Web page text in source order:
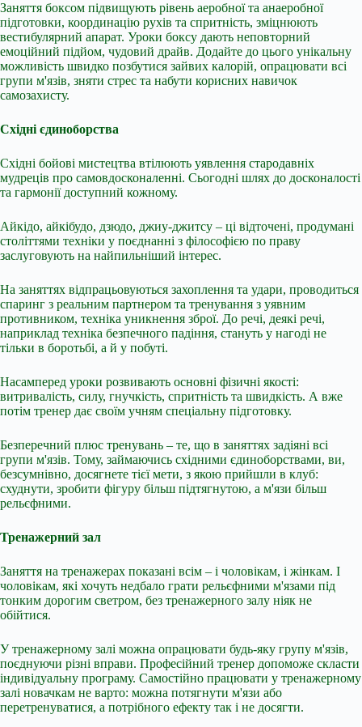
Заняття боксом підвищують рівень аеробної та анаеробної
підготовки, координацію рухів та спритність, зміцнюють
вестибулярний апарат. Уроки боксу дають неповторний
емоційний підйом, чудовий драйв. Додайте до цього унікальну
можливість швидко позбутися зайвих калорій, опрацювати всі
групи м'язів, зняти стрес та набути корисних навичок
самозахисту.
Східні єдиноборства
Східні бойові мистецтва втілюють уявлення стародавніх
мудреців про самовдосконаленні. Сьогодні шлях до досконалості
та гармонії доступний кожному.
Айкідо, айкібудо, дзюдо, джиу-джитсу – ці відточені, продумані
століттями техніки у поєднанні з філософією по праву
заслуговують на найпильніший інтерес.
На заняттях відпрацьовуються захоплення та удари, проводиться
спаринг з реальним партнером та тренування з уявним
противником, техніка уникнення зброї. До речі, деякі речі,
наприклад техніка безпечного падіння, стануть у нагоді не
тільки в боротьбі, а й у побуті.
Насамперед уроки розвивають основні фізичні якості:
витривалість, силу, гнучкість, спритність та швидкість. А вже
потім тренер дає своїм учням спеціальну підготовку.
Безперечний плюс тренувань – те, що в заняттях задіяні всі
групи м'язів. Тому, займаючись східними єдиноборствами, ви,
безсумнівно, досягнете тієї мети, з якою прийшли в клуб:
схуднути, зробити фігуру більш підтягнутою, а м'язи більш
рельєфними.
Тренажерний зал
Заняття на тренажерах показані всім – і чоловікам, і жінкам. І
чоловікам, які хочуть недбало грати рельєфними м'язами під
тонким дорогим светром, без тренажерного залу ніяк не
обійтися.
У тренажерному залі можна опрацювати будь-яку групу м'язів,
поєднуючи різні вправи. Професійний тренер допоможе скласти
індивідуальну програму. Самостійно працювати у тренажерному
залі новачкам не варто: можна потягнути м'язи або
перетренуватися, а потрібного ефекту так і не досягти.